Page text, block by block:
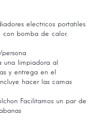
electricos portatiles
con bomba de calor,
una limpiadora al
y entrega en el
hacer las camas
Facilitamos un par de